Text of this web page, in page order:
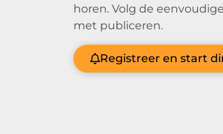
horen. Volg de
met publiceren.
Registreer en start